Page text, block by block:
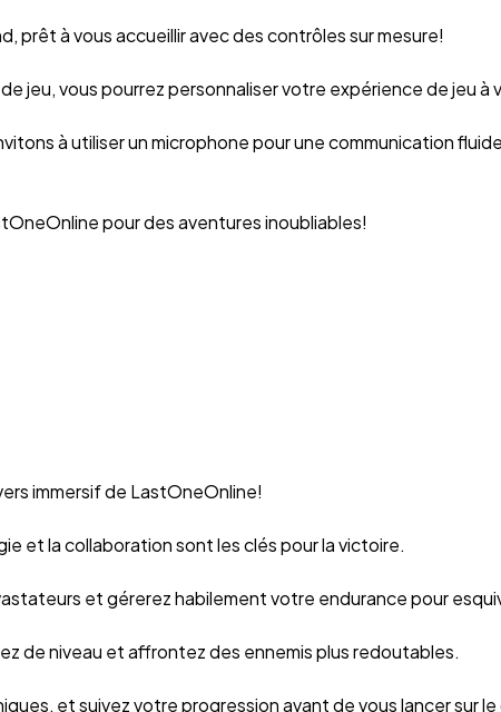
prêt à vous accueillir avec des contrôles sur mesure!
jeu, vous pourrez personnaliser votre expérience de jeu à
à utiliser un microphone pour une communication
pour des aventures inoubliables!
immersif de LastOneOnline!
et la collaboration sont les clés pour la victoire.
et gérerez habilement votre endurance pour
de niveau et affrontez des ennemis plus redoutables.
et suivez votre progression avant de vous lancer sur le